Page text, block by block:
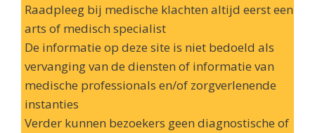
Raadpleeg bij medische klachten altijd eerst een
arts of medisch specialist
De informatie op deze site is niet bedoeld als
vervanging van de diensten of informatie van
medische professionals en/of zorgverlenende
instanties
Verder kunnen bezoekers geen diagnostische of